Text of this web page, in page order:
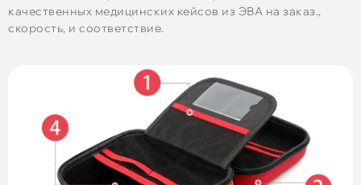
качественных медицинских кейсов из ЭВА на заказ.,
скорость, и соответствие.